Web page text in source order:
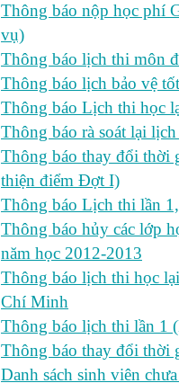
Thông báo nộp học phí
vụ)
Thông báo lịch thi môn
Thông báo lịch bảo vệ
Thông báo Lịch thi học
Thông báo rà soát lại
Thông báo thay đổi thời
thiện điểm Đợt I)
Thông báo Lịch thi lần
Thông báo hủy các lớp
năm học 2012-2013
Thông báo lịch thi học
Chí Minh
Thông báo lịch thi lần 1
Thông báo thay đổi thời
Danh sách sinh viên